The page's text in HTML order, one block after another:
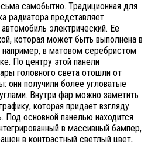
самобытно. Традиционная для
радиатора представляет
электрический. Ее
которая может быть выполнена в
в матовом серебристом
По центру этой панели
головного света отошли от
они получили более угловатые
Внутри фар можно заметить
которая придает взгляду
Под основной панелью находится
в массивный бампер,
в контрастный светлый цвет,